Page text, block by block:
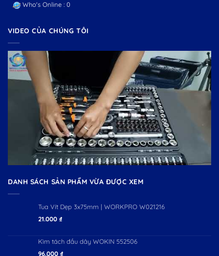
Who's Online : 0
VIDEO CỦA CHÚNG TÔI
DANH SÁCH SẢN PHẨM VỪA ĐƯỢC XEM
Tua Vít Dẹp 3x75mm | WORKPRO W021216
21.000 ₫
Kìm tách đầu dây WOKIN 552506
96.000 ₫